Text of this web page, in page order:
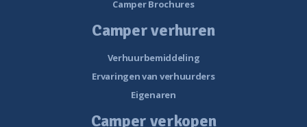
Camper Brochures
Camper verhuren
Verhuurbemiddeling
Ervaringen van verhuurders
Eigenaren
Camper verkopen